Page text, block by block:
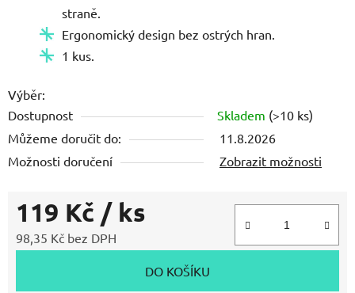
straně.
Ergonomický design bez ostrých hran.
1 kus.
Výběr:
Dostupnost
Skladem (>10 ks)
Můžeme doručit do:
11.8.2026
Možnosti doručení
Zobrazit možnosti
119 Kč / ks
98,35 Kč bez DPH
DO KOŠÍKU